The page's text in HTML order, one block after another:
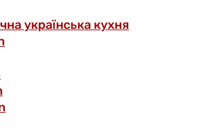
українська кухня